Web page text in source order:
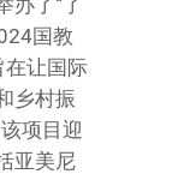
国教
在让国际
乡村振
项目迎
亚美尼